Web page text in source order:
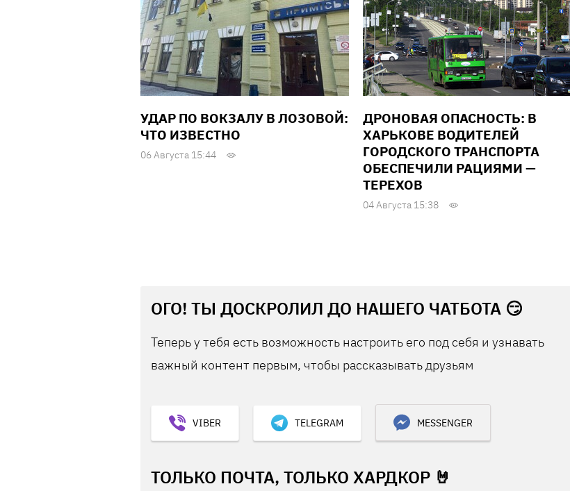
УДАР ПО ВОКЗАЛУ В ЛОЗОВОЙ:
ЧТО ИЗВЕСТНО
06 Августа 15:44
ДРОНОВАЯ ОПАСНОСТЬ: В
ХАРЬКОВЕ ВОДИТЕЛЕЙ
ГОРОДСКОГО ТРАНСПОРТА
ОБЕСПЕЧИЛИ РАЦИЯМИ —
ТЕРЕХОВ
04 Августа 15:38
ОГО! ТЫ ДОСКРОЛИЛ ДО НАШЕГО ЧАТБОТА 😏
Теперь у тебя есть возможность настроить его под себя и узнавать
важный контент первым, чтобы рассказывать друзьям
VIBER TELEGRAM MESSENGER
ТОЛЬКО ПОЧТА, ТОЛЬКО ХАРДКОР 🤘